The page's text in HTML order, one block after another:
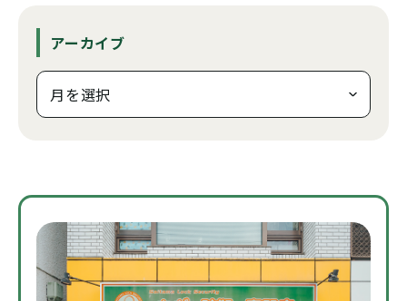
アーカイブ